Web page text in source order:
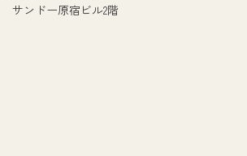
サンドー原宿ビル2階